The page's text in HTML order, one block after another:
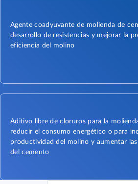
Agente coadyuvante de molienda de
desarrollo de resistencias y mejorar la
eficiencia del molino
Aditivo libre de cloruros para la
reducir el consumo energético o para
productividad del molino y aumentar
del cemento